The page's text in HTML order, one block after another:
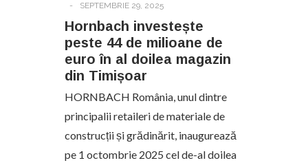
-
SEPTEMBRIE 29, 2025
Hornbach investește
peste 44 de milioane de
euro în al doilea magazin
din Timișoar
HORNBACH România, unul dintre
principalii retaileri de materiale de
construcții și grădinărit, inaugurează
pe 1 octombrie 2025 cel de-al doilea